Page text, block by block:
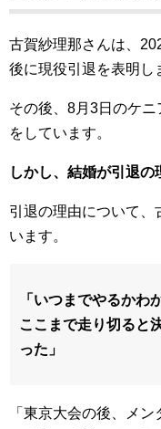
古賀紗理那さんは、
後に現役引退を表明し
その後、8月3日のケ
をしています。
しかし、結婚が引退の
引退の理由について、
います。
「いつまでやるかわ
ここまで走り切ると
った」
「東京大会の後、メ